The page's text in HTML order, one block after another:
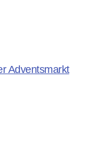
Adventsmarkt